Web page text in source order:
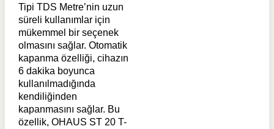
Tipi TDS Metre’nin uzun
süreli kullanımlar için
mükemmel bir seçenek
olmasını sağlar. Otomatik
kapanma özelliği, cihazın
6 dakika boyunca
kullanılmadığında
kendiliğinden
kapanmasını sağlar. Bu
özellik, OHAUS ST 20 T-